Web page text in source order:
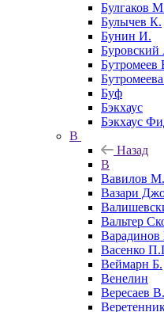
Булгаков
Булычев К.
Бунин И.
Буровский
Бутромеев
Буф
Бэкхаус
Бэкхаус
В
Назад
В
Вавилов
Вазари
Вальтер
Варадинов
Васенко
Веймарн Б.
Венелин
Вересаев В.